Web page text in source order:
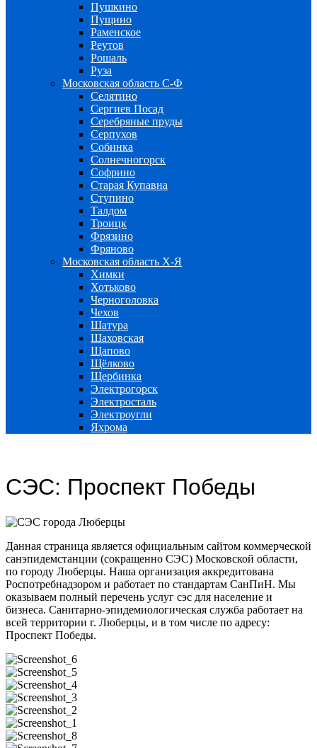
Пушкино
Пущино
Раменское
Реутов
Рошаль
Руза
Московская область С-Ф
Селятино
Сергиев Посад
Серебряные пруды
Серпухов
Собинка
Солнечногорск
Софрино
Старая Купавна
Ступино
Талдом
Троицк
Фрязино
Фряново
Московская область Х-Я
Химки
Хотьково
Черноголовка
Чехов
Шатура
Шаховская
Щапово
Щёлково
Щербинка
Электрогорск
Электросталь
Электроугли
Яхрома
СЭС: Проспект Победы
Данная страница является официальным сайтом коммерческой
санэпидемстанции (сокращенно СЭС) Московской области,
по городу Люберцы. Наша организация аккредитована
Роспотребнадзором и работает по стандартам СанПиН. Мы
оказываем полный перечень услуг сэс для население и
бизнеса. Санитарно-эпидемиологическая служба работает на
всей территории г. Люберцы, и в том числе по адресу:
Проспект Победы.